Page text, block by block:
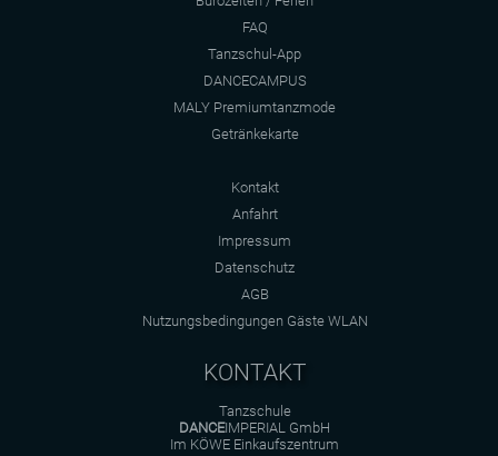
FAQ
Tanzschul-App
DANCECAMPUS
MALY Premiumtanzmode
Getränkekarte
Kontakt
Anfahrt
Impressum
Datenschutz
AGB
Nutzungsbedingungen Gäste WLAN
KONTAKT
Tanzschule
DANCEIMPERIAL GmbH
Im KÖWE Einkaufszentrum